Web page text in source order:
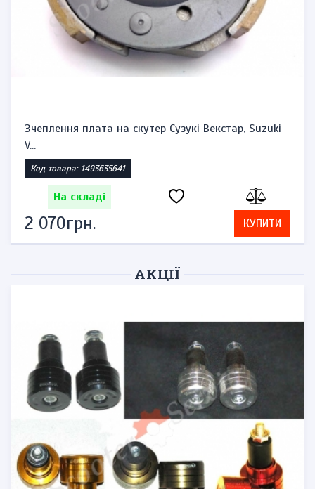
Зчеплення плата на скутер Сузукі Векстар, Suzuki
V...
Код товара: 1493635641
На складі
2 070грн. КУПИТИ
АКЦІЇ